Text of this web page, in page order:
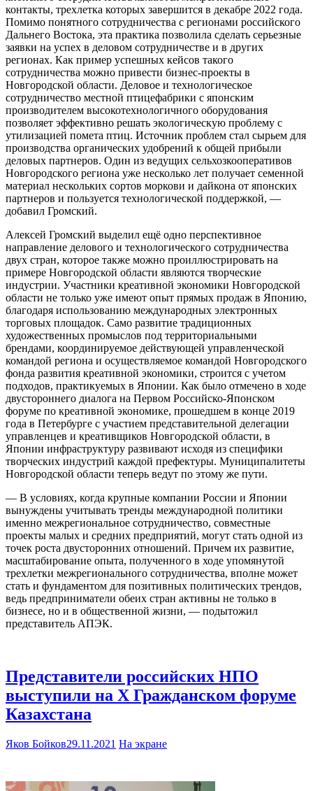
контакты, трехлетка которых завершится в декабре 2022 года.
Помимо понятного сотрудничества с регионами российского
Дальнего Востока, эта практика позволила сделать серьезные
заявки на успех в деловом сотрудничестве и в других
регионах. Как пример успешных кейсов такого
сотрудничества можно привести бизнес-проекты в
Новгородской области. Деловое и технологическое
сотрудничество местной птицефабрики с японским
производителем высокотехнологичного оборудования
позволяет эффективно решать экологическую проблему с
утилизацией помета птиц. Источник проблем стал сырьем для
производства органических удобрений к общей прибыли
деловых партнеров. Один из ведущих сельхозкооперативов
Новгородского региона уже несколько лет получает семенной
материал нескольких сортов моркови и дайкона от японских
партнеров и пользуется технологической поддержкой, —
добавил Громский.
Алексей Громский выделил ещё одно перспективное
направление делового и технологического сотрудничества
двух стран, которое также можно проиллюстрировать на
примере Новгородской области являются творческие
индустрии. Участники креативной экономики Новгородской
области не только уже имеют опыт прямых продаж в Японию,
благодаря использованию международных электронных
торговых площадок. Само развитие традиционных
художественных промыслов под территориальными
брендами, координируемое действующей управленческой
командой региона и осуществляемое командой Новгородского
фонда развития креативной экономики, строится с учетом
подходов, практикуемых в Японии. Как было отмечено в ходе
двустороннего диалога на Первом Российско-Японском
форуме по креативной экономике, прошедшем в конце 2019
года в Петербурге с участием представительной делегации
управленцев и креативщиков Новгородской области, в
Японии инфраструктуру развивают исходя из специфики
творческих индустрий каждой префектуры. Муниципалитеты
Новгородской области теперь ведут по этому же пути.
— В условиях, когда крупные компании России и Японии
вынуждены учитывать тренды международной политики
именно межрегиональное сотрудничество, совместные
проекты малых и средних предприятий, могут стать одной из
точек роста двусторонних отношений. Причем их развитие,
масштабирование опыта, полученного в ходе упомянутой
трехлетки межрегионального сотрудничества, вполне может
стать и фундаментом для позитивных политических трендов,
ведь предприниматели обеих стран активны не только в
бизнесе, но и в общественной жизни, — подытожил
представитель АПЭК.
Представители российских НПО
выступили на Х Гражданском форуме
Казахстана
Яков Бойков29.11.2021 На экране